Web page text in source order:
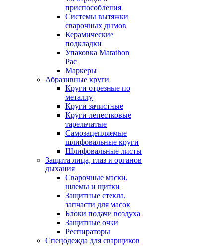
приспособления
Системы вытяжки
сварочных дымов
Керамические
подкладки
Упаковка Marathon
Pac
Маркеры
Абразивные круги
Круги отрезные по
металлу
Круги зачистные
Круги лепестковые
тарельчатые
Самозацепляемые
шлифовальные круги
Шлифовальные листы
Защита лица, глаз и органов
дыхания
Сварочные маски,
шлемы и щитки
Защитные стекла,
запчасти для масок
Блоки подачи воздуха
Защитные очки
Респираторы
Спецодежда для сварщиков